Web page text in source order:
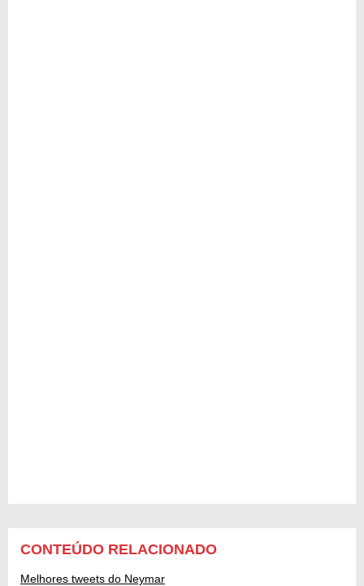
CONTEÚDO RELACIONADO
Melhores tweets do Neymar